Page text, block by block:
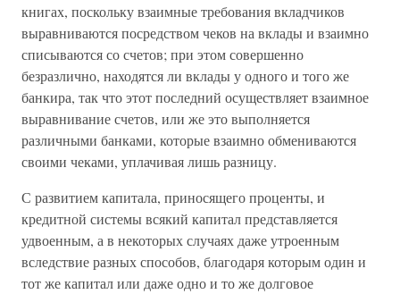
книгах, поскольку взаимные требования вкладчиков
выравниваются посредством чеков на вклады и взаимно
списываются со счетов; при этом совершенно
безразлично, находятся ли вклады у одного и того же
банкира, так что этот последний осуществляет взаимное
выравнивание счетов, или же это выполняется
различными банками, которые взаимно обмениваются
своими чеками, уплачивая лишь разницу.
С развитием капитала, приносящего проценты, и
кредитной системы всякий капитал представляется
удвоенным, а в некоторых случаях даже утроенным
вследствие разных способов, благодаря которым один и
тот же капитал или даже одно и то же долговое